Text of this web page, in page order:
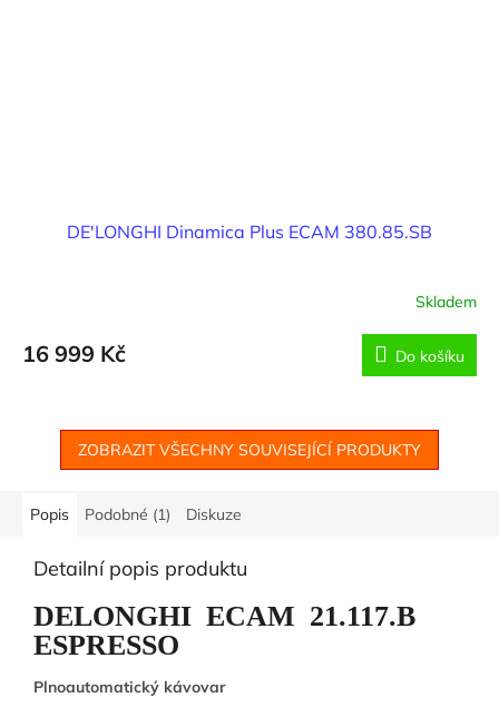
DE'LONGHI Dinamica Plus ECAM 380.85.SB
Skladem
16 999 Kč Do košíku
ZOBRAZIT VŠECHNY SOUVISEJÍCÍ PRODUKTY
Popis Podobné (1) Diskuze
Detailní popis produktu
DELONGHI ECAM 21.117.B
ESPRESSO
Plnoautomatický kávovar